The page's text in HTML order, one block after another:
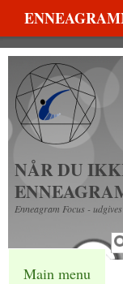
Gå til hovedindhold
NÅR DU
Enneagram Focus -
Main menu